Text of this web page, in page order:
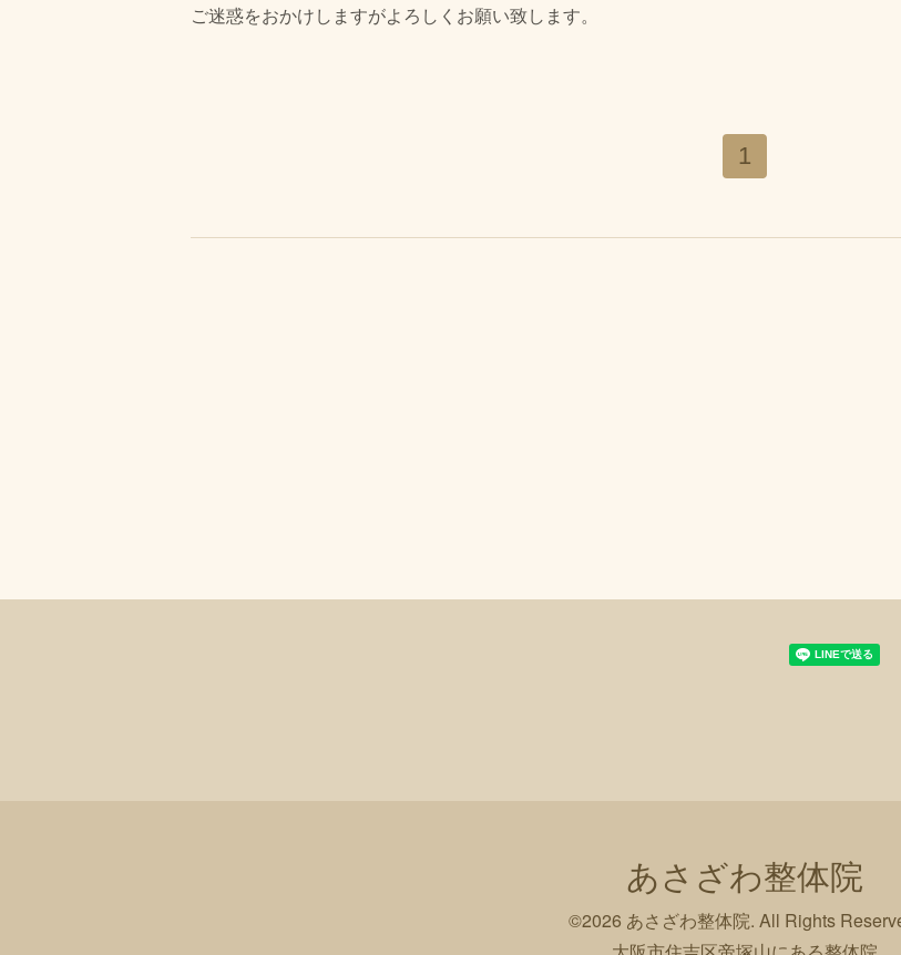
ご迷惑をおかけしますがよろしくお願い致します。
1
あさざわ整体院
©2026 あさざわ整体院. All Rights